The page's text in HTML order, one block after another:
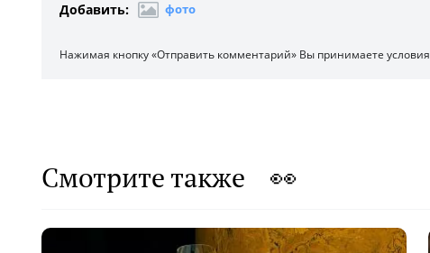
Добавить: фото
Нажимая кнопку «Отправить комментарий» Вы принимаете условия
Смотрите также 👀